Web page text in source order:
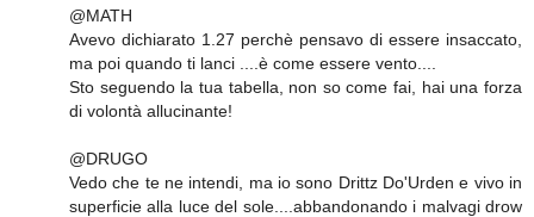
@MATH
Avevo dichiarato 1.27 perchè pensavo di essere insaccato,
ma poi quando ti lanci ....è come essere vento....
Sto seguendo la tua tabella, non so come fai, hai una forza
di volontà allucinante!
@DRUGO
Vedo che te ne intendi, ma io sono Drittz Do'Urden e vivo in
superficie alla luce del sole....abbandonando i malvagi drow